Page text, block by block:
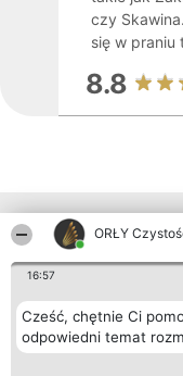
ORŁY
16:57
Cześć, chętnie Ci
odpowiedni temat
czy
się w praniu
8.8
Inne firmy
Organizator plebiscytu
Bright Side Solutions sp. z o.
o. sp. k.
ul. Ruska 22